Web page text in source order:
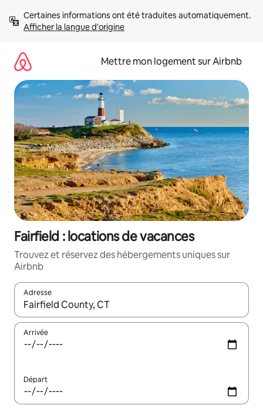
directement
Afficher la langue d'origine
Mettre mon logement sur Airbnb
Fairfield : locations de vacances
Trouvez et réservez des hébergements uniques sur
Airbnb
Adresse
Lorsque les résultats s'affichent, utilisez les flèches vers le
Arrivée
Départ